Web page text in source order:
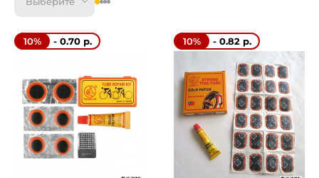
10% - 0.70 р. 10% - 0.82 р.